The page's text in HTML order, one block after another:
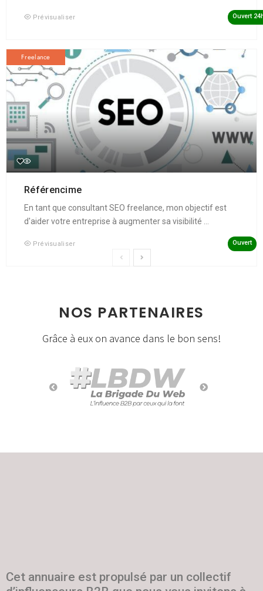
Prévisualiser Ouvert
Freelance
Référencime
En tant que consultant SEO freelance, mon objectif est
d'aider votre entreprise à augmenter sa visibilité ...
Prévisualiser Ouvert
NOS PARTENAIRES
Grâce à eux on avance dans le bon sens!
Cet annuaire est propulsé par un collectif